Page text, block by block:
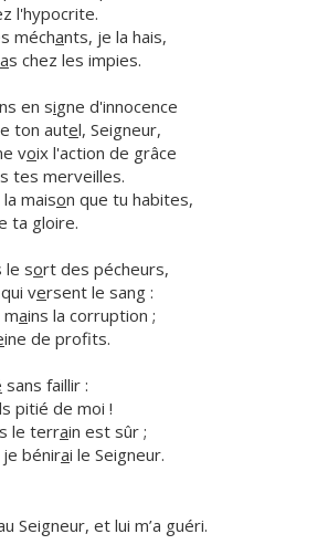
l'hypocrite.
méchants, je la hais,
as chez les impies.
en signe d'innocence
ton autel, Seigneur,
voix l'action de grâce
tes merveilles.
maison que tu habites,
ta gloire.
le sort des pécheurs,
versent le sang :
ains la corruption ;
ine de profits.
sans faillir :
pitié de moi !
le terrain est sûr ;
bénirai le Seigneur.
Seigneur, et lui m’a guéri.